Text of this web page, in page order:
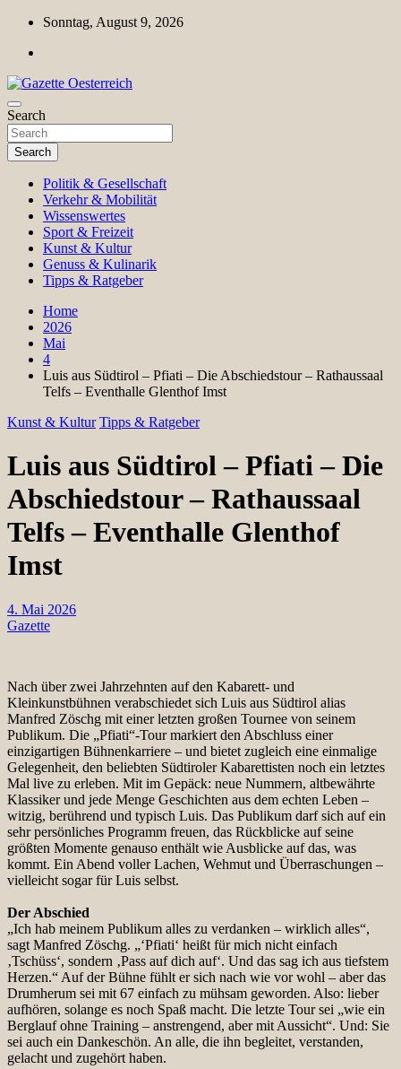
Skip
content
Sonntag, August 9, 2026
Gazette Oesterreich
Magazin für Freizeit, Politik, Kultur & Wissenschaft
Search
Search
Politik & Gesellschaft
Verkehr & Mobilität
Wissenswertes
Sport & Freizeit
Kunst & Kultur
Genuss & Kulinarik
Tipps & Ratgeber
Home
2026
Mai
4
Luis aus Südtirol – Pfiati – Die Abschiedstour – Rathaussaal
Telfs – Eventhalle Glenthof Imst
Kunst & Kultur Tipps & Ratgeber
Luis aus Südtirol – Pfiati – Die
Abschiedstour – Rathaussaal
Telfs – Eventhalle Glenthof
Imst
4. Mai 2026
Gazette
Nach über zwei Jahrzehnten auf den Kabarett- und
Kleinkunstbühnen verabschiedet sich Luis aus Südtirol alias
Manfred Zöschg mit einer letzten großen Tournee von seinem
Publikum. Die „Pfiati“-Tour markiert den Abschluss einer
einzigartigen Bühnenkarriere – und bietet zugleich eine einmalige
Gelegenheit, den beliebten Südtiroler Kabarettisten noch ein letztes
Mal live zu erleben. Mit im Gepäck: neue Nummern, altbewährte
Klassiker und jede Menge Geschichten aus dem echten Leben –
witzig, berührend und typisch Luis. Das Publikum darf sich auf ein
sehr persönliches Programm freuen, das Rückblicke auf seine
größten Momente genauso enthält wie Ausblicke auf das, was
kommt. Ein Abend voller Lachen, Wehmut und Überraschungen –
vielleicht sogar für Luis selbst.
Der Abschied
„Ich hab meinem Publikum alles zu verdanken – wirklich alles“,
sagt Manfred Zöschg. „‘Pfiati‘ heißt für mich nicht einfach
‚Tschüss‘, sondern ‚Pass auf dich auf‘. Und das sag ich aus tiefstem
Herzen.“ Auf der Bühne fühlt er sich nach wie vor wohl – aber das
Drumherum sei mit 67 einfach zu mühsam geworden. Also: lieber
aufhören, solange es noch Spaß macht. Die letzte Tour sei „wie ein
Berglauf ohne Training – anstrengend, aber mit Aussicht“. Und: Sie
sei auch ein Dankeschön. An alle, die ihn begleitet, verstanden,
gelacht und zugehört haben.